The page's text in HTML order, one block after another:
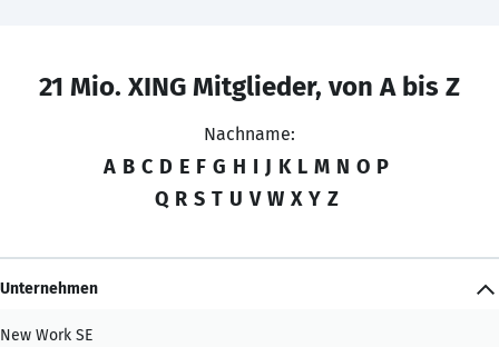
21 Mio. XING Mitglieder, von A bis Z
Nachname:
A B C D E F G H I J K L M N O P
Q R S T U V W X Y Z
Unternehmen
New Work SE